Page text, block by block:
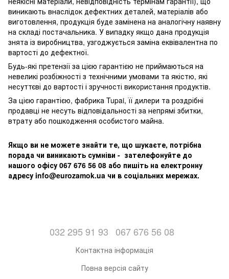
виникають внаслідок дефектних деталей, матеріалів або
виготовлення, продукція буде замінена на аналогічну наявну
на складі постачальника. У випадку якщо дана продукція
знята із виробництва, узгоджується заміна еквівалентна по
вартості до дефектної.
Будь-які претензії за цією гарантією не приймаються на
невеликі розбіжності з технічними умовами та якістю, які
несуттєві до вартості і зручності використання продуктів.
За цією гарантією, фабрика Tupai, її дилери та роздрібні
продавці не несуть відповідальності за непрямі збитки,
втрату або пошкодження особистого майна.
Якщо ви не можете знайти те, що шукаєте, потрібна
порада чи виникають сумніви - зателефонуйте до
нашого офісу 067 676 56 08 або пишіть на електронну
адресу info@eurozamok.ua чи в соціальних мережах.
032 295 91 93 067 676 56 08
Контактна інформація
Повна версія сайту